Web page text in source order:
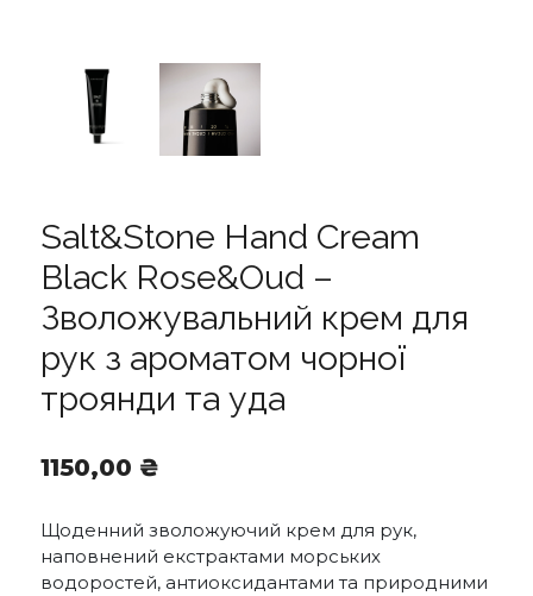
Salt&Stone Hand Cream
Black Rose&Oud –
Зволожувальний крем для
рук з ароматом чорної
троянди та уда
1150,00 ₴
Щоденний зволожуючий крем для рук,
наповнений екстрактами морських
водоростей, антиоксидантами та природними